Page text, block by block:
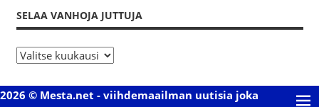
SELAA VANHOJA JUTTUJA
S
l
2026 © Mesta.net - viihdemaailman uutisia joka